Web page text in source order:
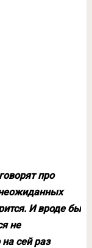
про
И вроде бы
не
сей раз